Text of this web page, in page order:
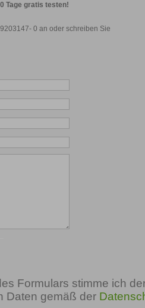
Tage gratis testen!
0 an oder schreiben Sie
Formulars stimme ich
Daten gemäß der